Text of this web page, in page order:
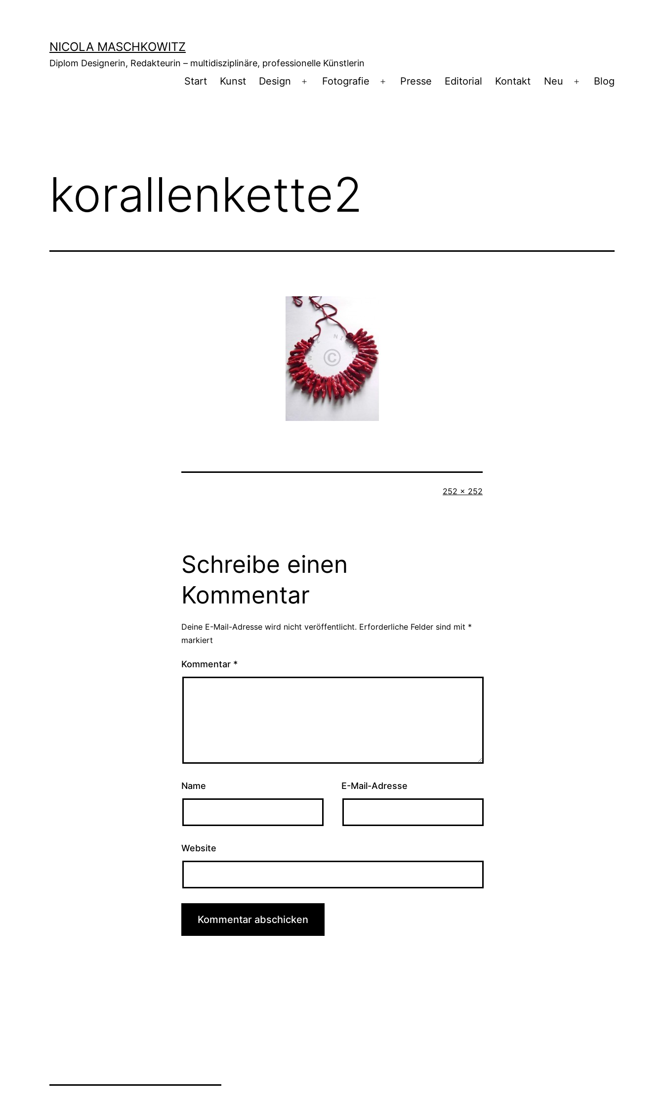
NICOLA MASCHKOWITZ
Diplom Designerin, Redakteurin – multidisziplinäre, professionelle Künstlerin
Start Kunst Design
Menü
Fotografie
Menü
Presse Editorial Kontakt Neu
Menü
Blog
korallenkette2
Originalgröße
252 × 252
Schreibe einen
Kommentar
Deine E-Mail-Adresse wird nicht veröffentlicht. Erforderliche Felder sind mit *
markiert
Kommentar *
Name E-Mail-Adresse
Website